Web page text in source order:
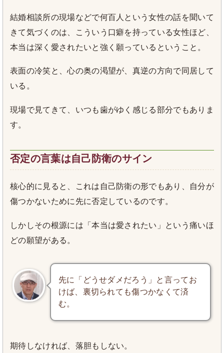
結婚相談所の現場などで何百人という女性の話を聞いて
きて気づくのは、こういう口癖を持っている女性ほど、
本当は深く愛されたいと強く願っているということ。
表面の冷笑と、心の奥の渇望が、真逆の方向で同居して
いる。
現場で見てきて、いつも歯がゆく感じる部分でもありま
す。
否定の言葉は自己防衛のサイン
核心的に見ると、これは自己防衛の形でもあり、自分が
傷つかないために先に否定しているのです。
しかしその根源には「本当は愛されたい」という痛いほ
どの願望がある。
先に「どうせダメだろう」と言ってお
けば、裏切られても傷つかなくて済
む。
期待しなければ、落胆もしない。